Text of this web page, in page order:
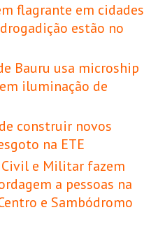
flagrante em cidades
estão no
Bauru usa microship
iluminação de
construir novos
na ETE
e Militar fazem
a pessoas na
e Sambódromo